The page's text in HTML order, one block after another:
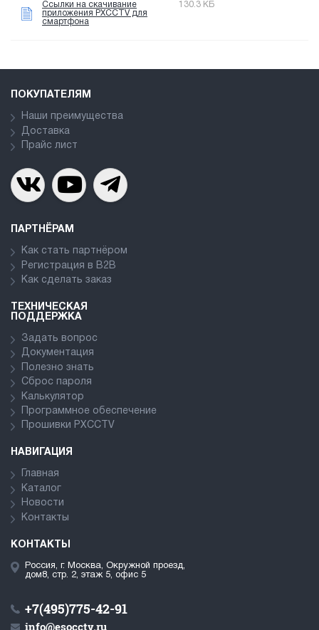
Ссылки на скачивание
приложения PXCCTV для
смартфона
130.3 КБ
ПОКУПАТЕЛЯМ
Наши преимущества
Доставка
Прайс лист
ПАРТНЁРАМ
Как стать партнёром
Регистрация в В2В
Как сделать заказ
ТЕХНИЧЕСКАЯ
ПОДДЕРЖКА
Задать вопрос
Документация
Полезно знать
Сброс пароля
Калькулятор
Программное обеспечение
Прошивки PXCCTV
НАВИГАЦИЯ
Главная
Каталог
Новости
Контакты
КОНТАКТЫ
Россия, г. Москва, Окружной проезд,
дом8, стр. 2, этаж 5, офис 5
+7(495)775-42-91
info@esocctv.ru